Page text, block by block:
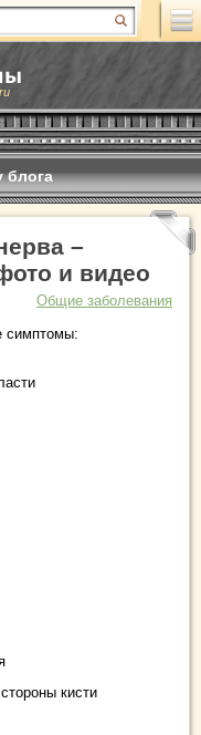
блога
–
и видео
Общие заболевания
симптомы:
кисти